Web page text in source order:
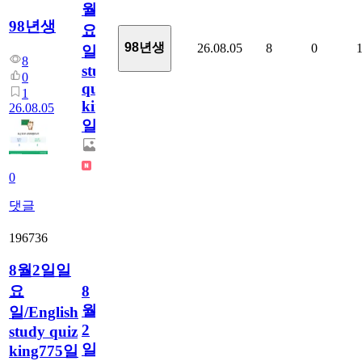
98년생
8
0
1
26.08.05
0
댓글
월
요
일/English
study
quiz
king776
일
98년생 26.08.05 8 0 1
196736
8월2일일
요
일/English
study quiz
king775일
8
월
2
일